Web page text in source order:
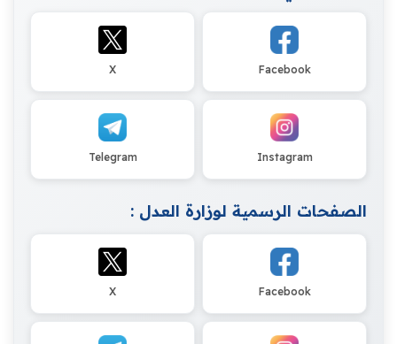
Facebook
X
Instagram
Telegram
الصفحات الرسمية لوزارة العدل :
Facebook
X